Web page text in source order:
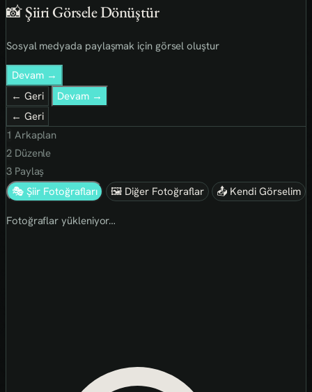
📸 Şiiri Görsele Dönüştür
Sosyal medyada paylaşmak için görsel oluştur
Devam →
← Geri
Devam →
← Geri
1 Arkaplan
2Düzenle
3Paylaş
🎭 Şiir Fotoğrafları
🖼 Diğer Fotoğraflar 📤 Kendi Görselim
Fotoğraflar yükleniyor…